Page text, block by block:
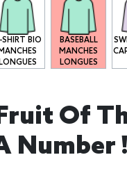
SHIRT BIO
MANCHES
LONGUES
BASEBALL
MANCHES
LONGUES
Of
Number !